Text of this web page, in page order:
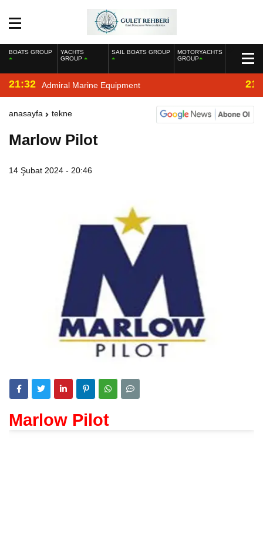
BOATS GROUP
YACHTS
GROUP
SAIL BOATS GROUP
MOTORYACHTS
GROUP
21:32 Admiral Marine Equipment
anasayfa tekne
Marlow Pilot
14 Şubat 2024 - 20:46
Marlow Pilot